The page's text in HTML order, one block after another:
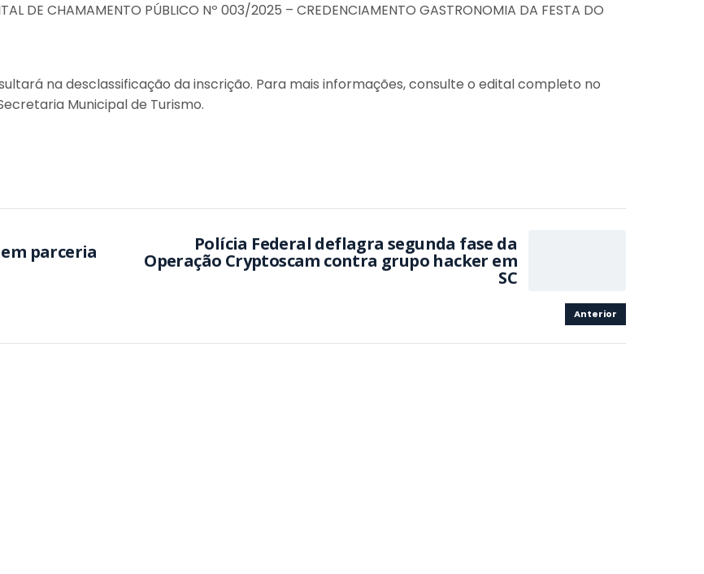
DE CHAMAMENTO PÚBLICO Nº 003/2025 – CREDENCIAMENTO GASTRONOMIA DA FESTA DO
na desclassificação da inscrição. Para mais informações, consulte o edital completo no
Municipal de Turismo.
parceria Polícia Federal deflagra segunda fase da
Operação Cryptoscam contra grupo hacker em
SC
Anterior